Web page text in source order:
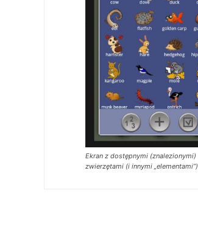
Ekran z dostępnymi (znalezionymi)
zwierzętami (i innymi „elementami”)